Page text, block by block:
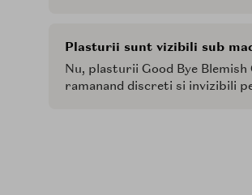
Plasturii sunt vizibili sub
Nu, plasturii Good Bye
ramanand discreti si invizibili